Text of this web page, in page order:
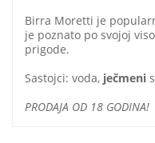
Birra Moretti je
je poznato po svojoj
prigode.
Sastojci: voda, ječmeni
PRODAJA OD 18 GODINA!